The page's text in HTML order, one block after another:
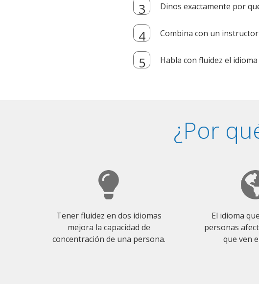
Dinos exactamente por
Combina con un
Habla con fluidez el
¿Por
Tener fluidez en dos idiomas
mejora la capacidad de
concentración de una persona.
El idioma
personas
que ven